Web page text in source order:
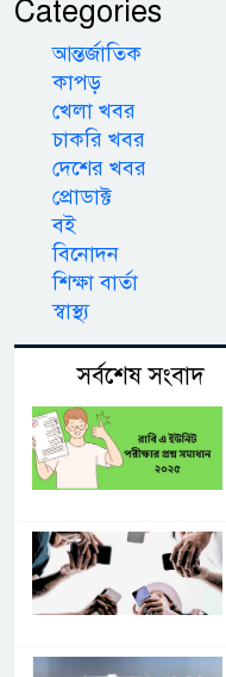
Categories
আন্তর্জাতিক
কাপড়
খেলা খবর
চাকরি খবর
দেশের খবর
প্রোডাক্ট
বই
বিনোদন
শিক্ষা বার্তা
স্বাস্থ্য
সর্বশেষ সংবাদ